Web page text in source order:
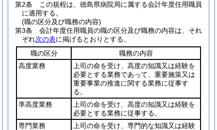
第2条
この規程は、徳島県病院局に属する会計年度任用職員
に適用する。
(職の区分及び職務の内容)
第3条
会計年度任用職員の職の区分及び職務の内容は、それ
ぞれ次の表に掲げるとおりとする。
職の区分
職務の内容
高度業務
上司の命を受け、高度の知識又は経験を
必要とする業務であって、重要施策又は
重要事業の推進に関する業務に従事す
る。
準高度業務
上司の命を受け、高度の知識又は経験を
必要とする業務に従事する。
専門業務
上司の命を受け、専門的な知識又は経験